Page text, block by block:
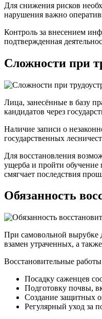
Для снижения рисков
нарушения важно
Контроль за внесением
подтвержденная
Сложности при
Лица, занесённые в базу
кандидатов через
Наличие записи о
государственных
Для восстановления
ущерба и пройти
смягчает последствия
Обязанность
При самовольной вырубке
взамен утраченных, а
Восстановительные
Посадку саженцев
Подготовку почвы,
Создание защитных
Регулярный уход за